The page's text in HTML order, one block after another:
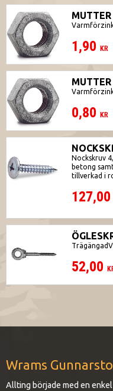
1,90 KR
0,80 KR
Nockskruv
betong
tillverkad i
127,00
52,00
Wrams
Allting började med en